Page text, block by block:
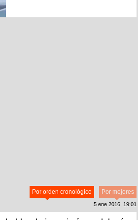
Por mejores
Por orden cronológico
5 ene 2016, 19:01